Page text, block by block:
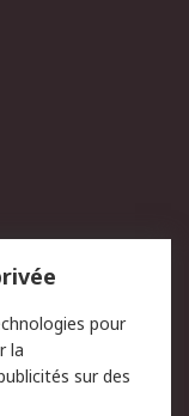
technique
pour
la
sur des